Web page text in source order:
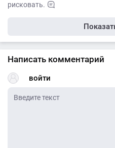
рисковать.
Написать комментарий
войти